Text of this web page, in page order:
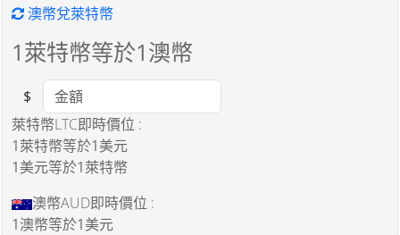
澳幣兌萊特幣
1萊特幣等於1澳幣
Amount
$
萊特幣LTC即時價位 :
1萊特幣等於1美元
1美元等於1萊特幣
澳幣AUD即時價位 :
1澳幣等於1美元